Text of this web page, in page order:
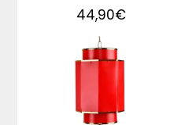
44,90€